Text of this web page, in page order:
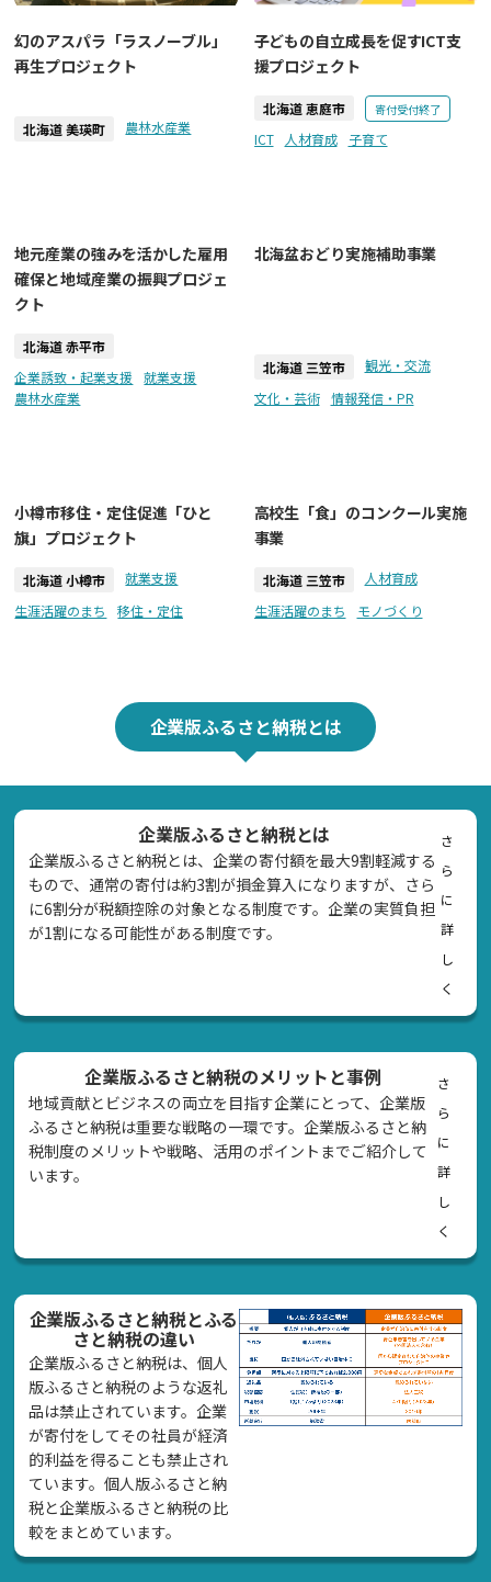
幻のアスパラ「ラスノーブル」
再生プロジェクト
北海道 美瑛町 農林水産業
子どもの自立成長を促すICT支
援プロジェクト
北海道 恵庭市 寄付受付終了
ICT 人材育成 子育て
地元産業の強みを活かした雇用
確保と地域産業の振興プロジェ
クト
北海道 赤平市
企業誘致・起業支援
就業支援
農林水産業
北海盆おどり実施補助事業
北海道 三笠市
観光・交流
文化・芸術
情報発信・PR
小樽市移住・定住促進「ひと
旗」プロジェクト
北海道 小樽市
就業支援
生涯活躍のまち
移住・定住
高校生「食」のコンクール実施
事業
北海道 三笠市
人材育成
生涯活躍のまち
モノづくり
企業版ふるさと納税とは
企業版ふるさと納税とは
企業版ふるさと納税とは、企業の寄付額を最大9割軽減する
もので、通常の寄付は約3割が損金算入になりますが、さら
に6割分が税額控除の対象となる制度です。企業の実質負担
が1割になる可能性がある制度です。
さ
ら
に
詳
し
く
企業版ふるさと納税のメリットと事例
地域貢献とビジネスの両立を目指す企業にとって、企業版
ふるさと納税は重要な戦略の一環です。企業版ふるさと納
税制度のメリットや戦略、活用のポイントまでご紹介して
います。
さ
ら
に
詳
し
く
企業版ふるさと納税とふる
さと納税の違い
企業版ふるさと納税は、個人
版ふるさと納税のような返礼
品は禁止されています。企業
が寄付をしてその社員が経済
的利益を得ることも禁止され
ています。個人版ふるさと納
税と企業版ふるさと納税の比
較をまとめています。